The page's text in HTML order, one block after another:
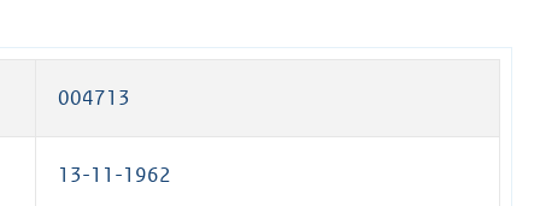
004713
13-11-1962